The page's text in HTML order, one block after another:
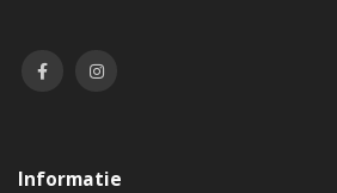
Informatie